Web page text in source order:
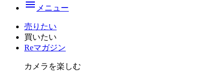
menu メニュー
売りたい
買いたい
Reマガジン
カメラを楽しむ